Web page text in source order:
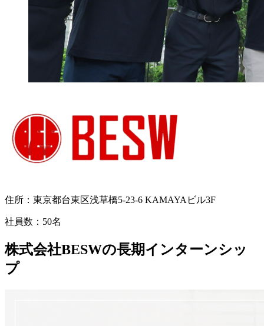
住所： 東京都台東区浅草橋5-23-6 KAMAYAビル3F
社員数： 50名
株式会社BESWの長期インターンシッ
プ